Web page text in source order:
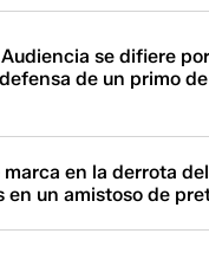
se difiere
de un primo
en la derrota
en un amistoso de